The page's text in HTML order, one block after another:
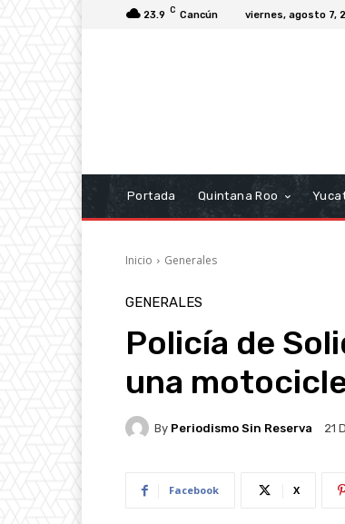
23.9 C Cancún viernes, agosto 7,
Portada Quintana Roo
Inicio Generales
GENERALES
Policía de
una
By Periodismo Sin Reserva 21
Facebook X